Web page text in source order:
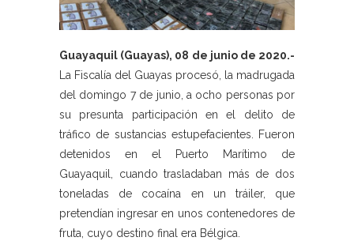
Guayaquil (Guayas), 08 de junio de 2020.-
La Fiscalía del Guayas procesó, la madrugada
del domingo 7 de junio, a ocho personas por
su presunta participación en el delito de
tráfico de sustancias estupefacientes. Fueron
detenidos en el Puerto Marítimo de
Guayaquil, cuando trasladaban más de dos
toneladas de cocaína en un tráiler, que
pretendían ingresar en unos contenedores de
fruta, cuyo destino final era Bélgica.